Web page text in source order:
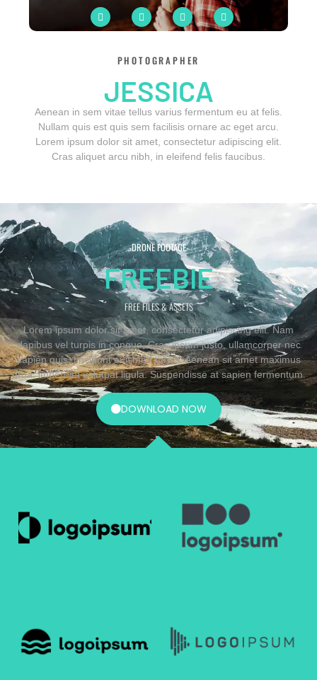
PHOTOGRAPHER
JESSICA
Aenean in sem vitae tellus varius fermentum eu at felis.
Nullam quis est quis sem facilisis ornare ac eget arcu.
Lorem ipsum dolor sit amet, consectetur adipiscing elit.
Cras aliquet arcu nibh, in eleifend felis faucibus.
-DRONE FOOTAGE-
FREEBIE
FREE FILES & ASSETS
Lorem ipsum dolor sit amet, consectetur adipiscing elit. Nam
dapibus vel turpis in congue. Cras ipsum justo, ullamcorper nec
sapien quis, tincidunt euismod turpis. Aenean sit amet maximus
urna, imperdiet volutpat ligula. Suspendisse at sapien fermentum.
DOWNLOAD NOW